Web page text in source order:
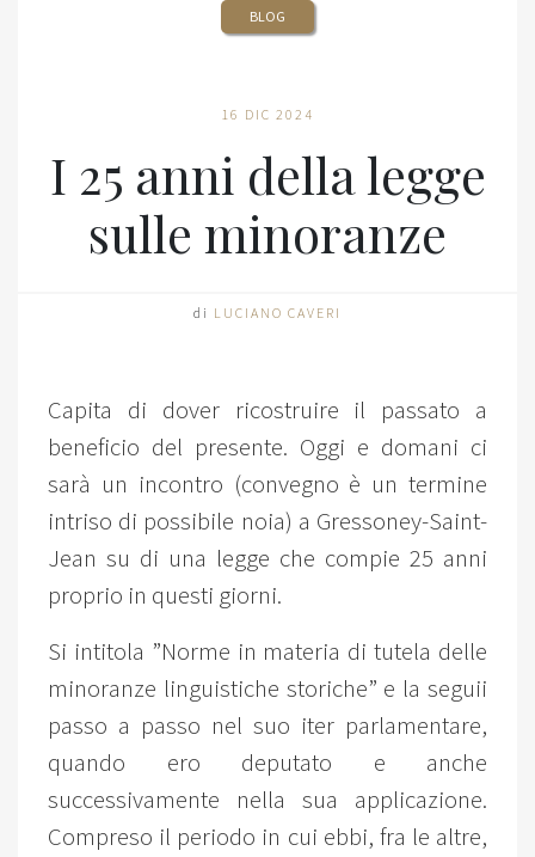
BLOG
16 DIC 2024
I 25 anni della legge
sulle minoranze
di LUCIANO CAVERI
Capita di dover ricostruire il passato a
beneficio del presente. Oggi e domani ci
sarà un incontro (convegno è un termine
intriso di possibile noia) a Gressoney-Saint-
Jean su di una legge che compie 25 anni
proprio in questi giorni.
Si intitola ”Norme in materia di tutela delle
minoranze linguistiche storiche” e la seguii
passo a passo nel suo iter parlamentare,
quando ero deputato e anche
successivamente nella sua applicazione.
Compreso il periodo in cui ebbi, fra le altre,